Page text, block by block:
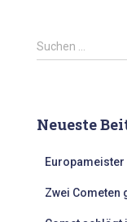
S
u
n
Suchen …
Neueste
Europameister
Zwei Cometen